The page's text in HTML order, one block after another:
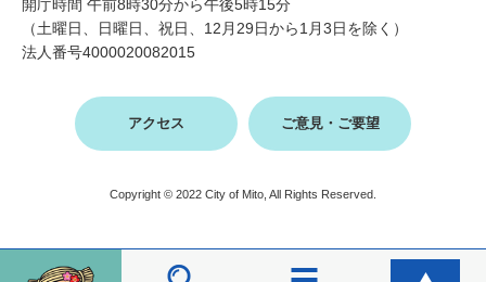
開庁時間 午前8時30分から午後5時15分
（土曜日、日曜日、祝日、12月29日から1月3日を除く）
法人番号4000020082015
アクセス ご意見・ご要望
Copyright © 2022 City of Mito, All Rights Reserved.